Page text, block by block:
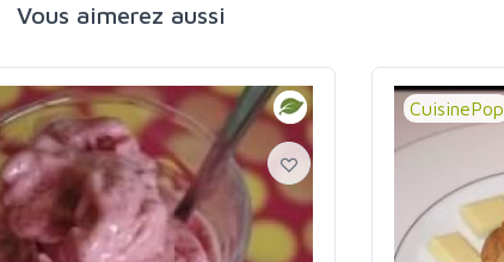
Vous aimerez aussi
CuisinePop